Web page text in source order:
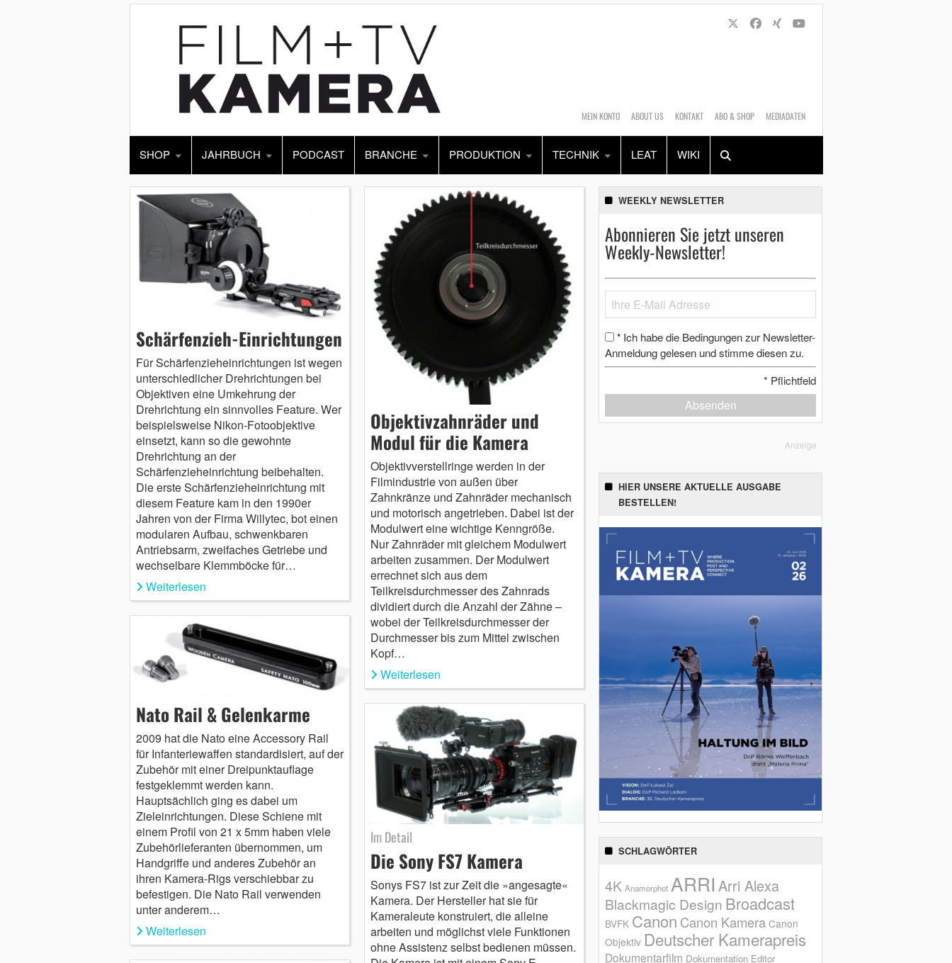
MEIN KONTO ABOUT US KONTAKT ABO & SHOP MEDIADATEN
SHOP JAHRBUCH PODCAST BRANCHE PRODUKTION TECHNIK LEAT WIKI
Alles Shop
Schärfenzieh-Einrichtungen
Für Schärfenzieheinrichtungen ist wegen
unterschiedlicher Drehrichtungen bei
Objektiven eine Umkehrung der
Drehrichtung ein sinnvolles Feature. Wer
beispielsweise Nikon-Fotoobjektive
einsetzt, kann so die gewohnte
Drehrichtung an der
Schärfenzieheinrichtung beibehalten.
Die erste Schärfenzieheinrichtung mit
diesem Feature kam in den 1990er
Jahren von der Firma Willytec, bot einen
modularen Aufbau, schwenkbaren
Antriebsarm, zweifaches Getriebe und
wechselbare Klemmböcke für…
Weiterlesen
Objektivzahnräder und
Modul für die Kamera
Objektivverstellringe werden in der
Filmindustrie von außen über
Zahnkränze und Zahnräder mechanisch
und motorisch angetrieben. Dabei ist der
Modulwert eine wichtige Kenngröße.
Nur Zahnräder mit gleichem Modulwert
arbeiten zusammen. Der Modulwert
errechnet sich aus dem
Teilkreisdurchmesser des Zahnrads
dividiert durch die Anzahl der Zähne –
wobei der Teilkreisdurchmesser der
Durchmesser bis zum Mittel zwischen
Kopf…
Weiterlesen
Nato Rail & Gelenkarme
2009 hat die Nato eine Accessory Rail
für Infanteriewaffen standardisiert, auf der
Zubehör mit einer Dreipunktauflage
festgeklemmt werden kann.
Hauptsächlich ging es dabei um
Zieleinrichtungen. Diese Schiene mit
einem Profil von 21 x 5mm haben viele
Zubehörlieferanten übernommen, um
Handgriffe und anderes Zubehör an
ihren Kamera-Rigs verschiebbar zu
befestigen. Die Nato Rail verwenden
unter anderem…
Weiterlesen
Im Detail
Die Sony FS7 Kamera
Sonys FS7 ist zur Zeit die »angesagte«
Kamera. Der Hersteller hat sie für
Kameraleute konstruiert, die alleine
arbeiten und möglichst viele Funktionen
ohne Assistenz selbst bedienen müssen.
WEEKLY NEWSLETTER
Abonnieren Sie jetzt unseren
Weekly-Newsletter!
* Ich habe die Bedingungen zur Newsletter-
Anmeldung gelesen und stimme diesen zu.
* Pflichtfeld
Absenden
Anzeige
HIER UNSERE AKTUELLE AUSGABE
BESTELLEN!
SCHLAGWÖRTER
4K Anamorphot ARRI Arri Alexa
Blackmagic Design Broadcast
BVFK Canon Canon Kamera Canon
Objektiv Deutscher Kamerapreis
Dokumentarfilm Dokumentation Editor